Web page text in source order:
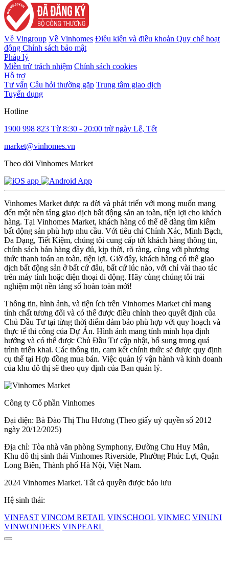
Về Vingroup Về Vinhomes Điều kiện và điều khoản Quy chế hoạt
động Chính sách bảo mật
Pháp lý
Miễn trừ trách nhiệm Chính sách cookies
Hỗ trợ
Tư vấn Câu hỏi thường gặp Trung tâm giao dịch
Tuyển dụng
Hotline
1900 998 823 Từ 8:30 - 20:00 trừ ngày Lễ, Tết
market@vinhomes.vn
Theo dõi Vinhomes Market
Vinhomes Market được ra đời và phát triển với mong muốn mang
đến một nền tảng giao dịch bất động sản an toàn, tiện lợi cho khách
hàng. Tại Vinhomes Market, khách hàng có thể dễ dàng tìm kiếm
bất động sản phù hợp nhu cầu. Với tiêu chí Chính Xác, Minh Bạch,
Đa Dạng, Tiết Kiệm, chúng tôi cung cấp tới khách hàng thông tin,
chính sách bán hàng đầy đủ, kịp thời, rõ ràng, cùng với phương
thức thanh toán an toàn, tiện lợi. Giờ đây, khách hàng có thể giao
dịch bất động sản ở bất cứ đâu, bất cứ lúc nào, với chỉ vài thao tác
trên máy tính hoặc điện thoại di động. Hãy cùng chúng tôi trải
nghiệm một nền tảng số hoàn toàn mới!
Thông tin, hình ảnh, và tiện ích trên Vinhomes Market chỉ mang
tính chất tương đối và có thể được điều chỉnh theo quyết định của
Chủ Đầu Tư tại từng thời điểm đảm bảo phù hợp với quy hoạch và
thực tế thi công của Dự Án. Hình ảnh mang tính minh họa định
hướng và có thể được Chủ Đầu Tư cập nhật, bổ sung trong quá
trình triển khai. Các thông tin, cam kết chính thức sẽ được quy định
cụ thể tại Hợp đồng mua bán. Việc quản lý vận hành và kinh doanh
của khu đô thị sẽ theo quy định của Ban quản lý.
Công ty Cổ phần Vinhomes
Đại diện: Bà Đào Thị Thu Hương (Theo giấy uỷ quyền số 2012
ngày 20/12/2025)
Địa chỉ: Tòa nhà văn phòng Symphony, Đường Chu Huy Mân,
Khu đô thị sinh thái Vinhomes Riverside, Phường Phúc Lợi, Quận
Long Biên, Thành phố Hà Nội, Việt Nam.
2024 Vinhomes Market. Tất cả quyền được bảo lưu
Hệ sinh thái:
VINFAST VINCOM RETAIL VINSCHOOL VINMEC VINUNI
VINWONDERS VINPEARL